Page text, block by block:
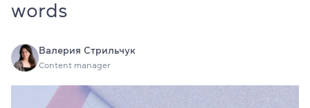
words
Валерия Стрильчук
Content manager